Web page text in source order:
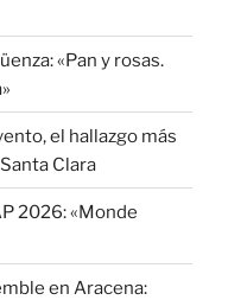
«Pan y rosas.
el hallazgo más
Clara
2026: «Monde
en Aracena: